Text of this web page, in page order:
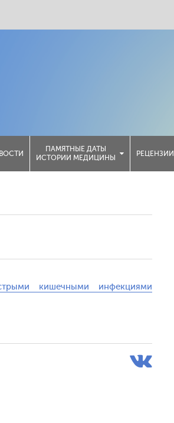
ПАМЯТНЫЕ ДАТЫ
ИСТОРИИ МЕДИЦИНЫ
РЕЦЕНЗИИ
кишечными инфекциями